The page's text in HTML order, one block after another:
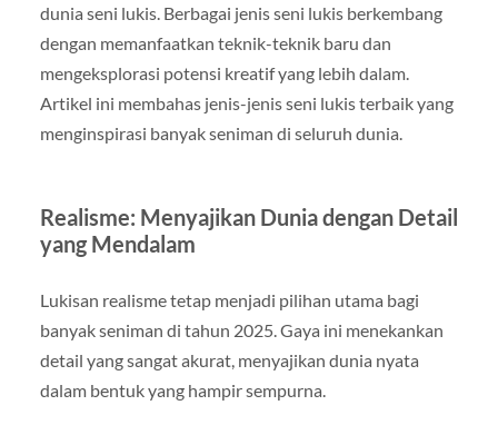
dunia seni lukis. Berbagai jenis seni lukis berkembang
dengan memanfaatkan teknik-teknik baru dan
mengeksplorasi potensi kreatif yang lebih dalam.
Artikel ini membahas jenis-jenis seni lukis terbaik yang
menginspirasi banyak seniman di seluruh dunia.
Realisme: Menyajikan Dunia dengan Detail
yang Mendalam
Lukisan realisme tetap menjadi pilihan utama bagi
banyak seniman di tahun 2025. Gaya ini menekankan
detail yang sangat akurat, menyajikan dunia nyata
dalam bentuk yang hampir sempurna.